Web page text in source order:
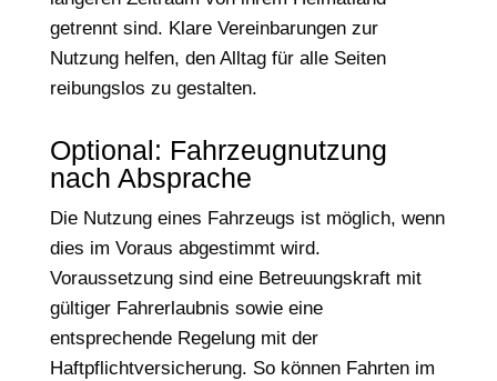
getrennt sind. Klare Vereinbarungen zur
Nutzung helfen, den Alltag für alle Seiten
reibungslos zu gestalten.
Optional: Fahrzeugnutzung
nach Absprache
Die Nutzung eines Fahrzeugs ist möglich, wenn
dies im Voraus abgestimmt wird.
Voraussetzung sind eine Betreuungskraft mit
gültiger Fahrerlaubnis sowie eine
entsprechende Regelung mit der
Haftpflichtversicherung. So können Fahrten im